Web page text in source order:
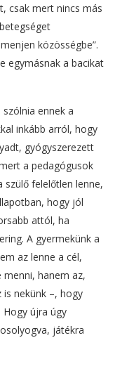
csak mert nincs más
közösségbe”.
egymásnak a bacikat
ennek a
inkább arról, hogy
gyógyszerezett
a pedagógusok
szülő felelőtlen lenne,
hogy jól
attól, ha
A gyermekünk a
az lenne a cél,
hanem az,
nekünk –, hogy
Hogy újra úgy
játékra